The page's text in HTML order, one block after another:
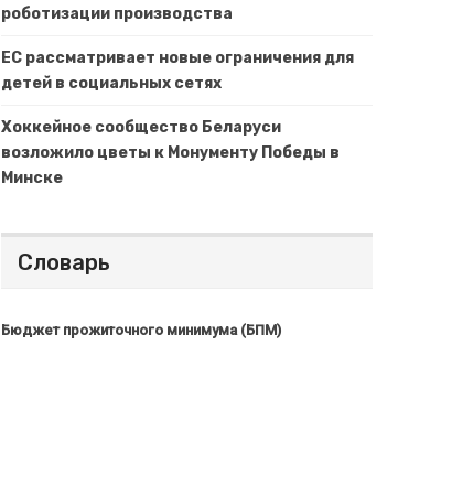
роботизации производства
ЕС рассматривает новые ограничения для
детей в социальных сетях
Хоккейное сообщество Беларуси
возложило цветы к Монументу Победы в
Минске
Словарь
Бюджет прожиточного минимума (БПМ)